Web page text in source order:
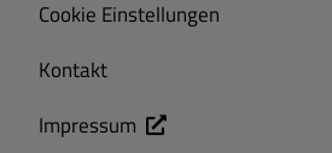
Cookie Einstellungen
Kontakt
Impressum